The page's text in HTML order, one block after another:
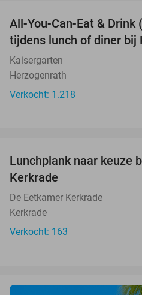
All-You-Can-Eat & Drink
tijdens lunch of diner bij
Kaisergarten
Herzogenrath
Verkocht: 1.218
Lunchplank naar keuze
Kerkrade
De Eetkamer Kerkrade
Kerkrade
Verkocht: 163